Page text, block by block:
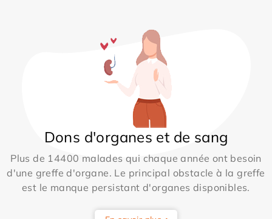
Dons d'organes et de sang
Plus de 14400 malades qui chaque année ont besoin
d'une greffe d'organe. Le principal obstacle à la greffe
est le manque persistant d'organes disponibles.